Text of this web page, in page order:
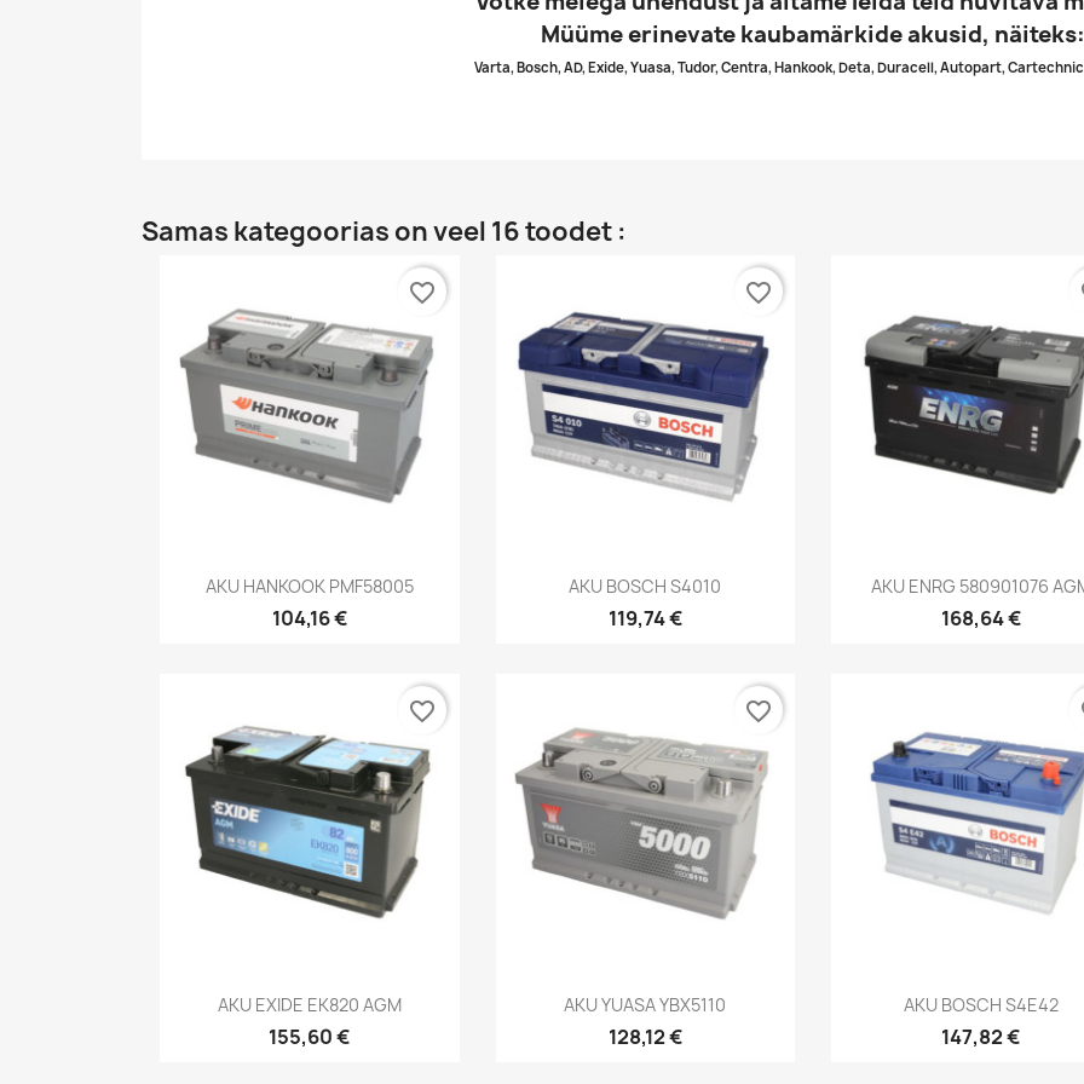
Müüme erinevate kaubamärkide akusid, näiteks:
Varta, Bosch, AD, Exide, Yuasa, Tudor, Centra, Hankook, Deta, Duracell, Autopart,
Samas kategoorias on veel 16 toodet :
Kiirvaade
AKU HANKOOK PMF58005
104,16 €
favorite_border
Kiirvaade
AKU BOSCH S4010
119,74 €
favorite_border
Kiirvaade
AKU ENRG 580901076
168,64 €
Kiirvaade
AKU EXIDE EK820 AGM
155,60 €
favorite_border
 Kiirvaade
AKU YUASA YBX5110
128,12 €
favorite_border
Kiirvaade
AKU BOSCH S4E42
147,82 €